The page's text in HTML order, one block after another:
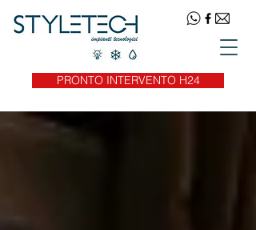
PRONTO INTERVENTO H24